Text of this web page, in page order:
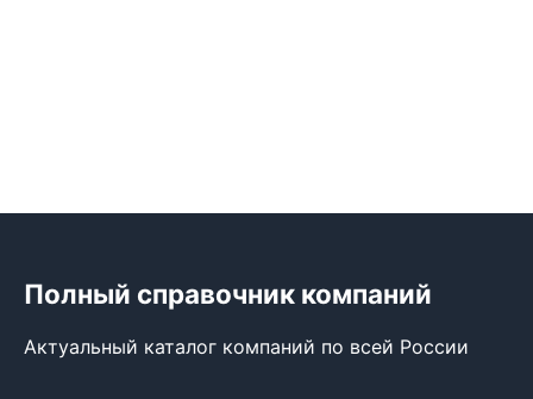
Полный справочник компаний
Актуальный каталог компаний по всей России